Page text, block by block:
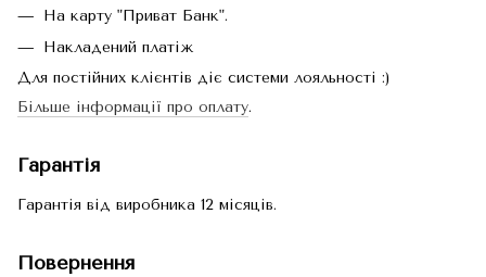
На карту "Приват Банк".
Накладений платіж
Для постійних клієнтів діє системи лояльності :)
Більше інформації про оплату.
Гарантія
Гарантія від виробника 12 місяців.
Повернення